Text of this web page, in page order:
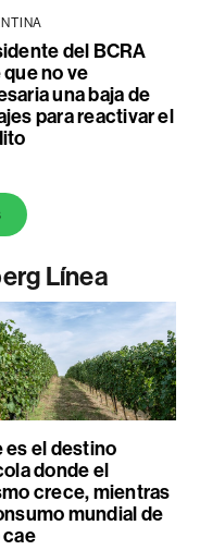
del BCRA
no ve
una baja de
para reactivar el
Línea
es el destino
donde el
crece, mientras
mundial de